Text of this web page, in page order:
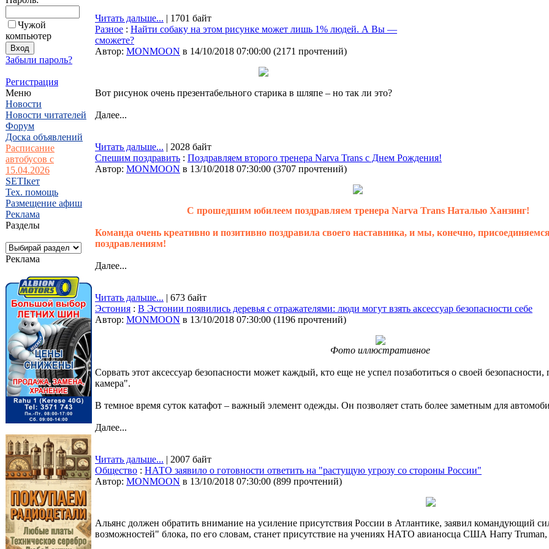
Чужой
компьютер
Забыли пароль?
Регистрация
Меню
Новости
Новости читателей
Форум
Доска объявлений
Расписание
автобусов с
15.04.2026
SETIкет
Тех. помощь
Размещение афиш
Реклама
Разделы
Реклама
Читать дальше... | 1701 байт
Разное : Найти собаку на этом рисунке может лишь 1% людей. А Вы —
сможете?
Автор: MONMOON в 14/10/2018 07:00:00 (2171 прочтений)
Вот рисунок очень презентабельного старика в шляпе – но так ли это?
Далее...
Читать дальше... | 2028 байт
Спешим поздравить : Поздравляем второго тренера Narva Trans с Днем Рождения!
Автор: MONMOON в 13/10/2018 07:30:00 (3707 прочтений)
С прошедшим юбилеем поздравляем тренера Narva Trans Наталью Ханзинг!
Команда очень креативно и позитивно поздравила своего наставника, и мы, конечно,
поздравлениям!
Далее...
Читать дальше... | 673 байт
Эстония : В Эстонии появились деревья с отражателями: люди могут взять аксессуар безопасности себе
Автор: MONMOON в 13/10/2018 07:30:00 (1196 прочтений)
Фото иллюстративное
Сорвать этот аксессуар безопасности может каждый, кто еще не успел позаботиться о своей безопасности,
камера".
В темное время суток катафот – важный элемент одежды. Он позволяет стать более заметным для
Далее...
Читать дальше... | 2007 байт
Общество : НАТО заявило о готовности ответить на "растущую угрозу со стороны России"
Автор: MONMOON в 13/10/2018 07:30:00 (899 прочтений)
Альянс должен обратить внимание на усиление присутствия России в Атлантике, заявил командующий
возможностей" блока, по его словам, станет присутствие на учениях НАТО авианосца США Harry